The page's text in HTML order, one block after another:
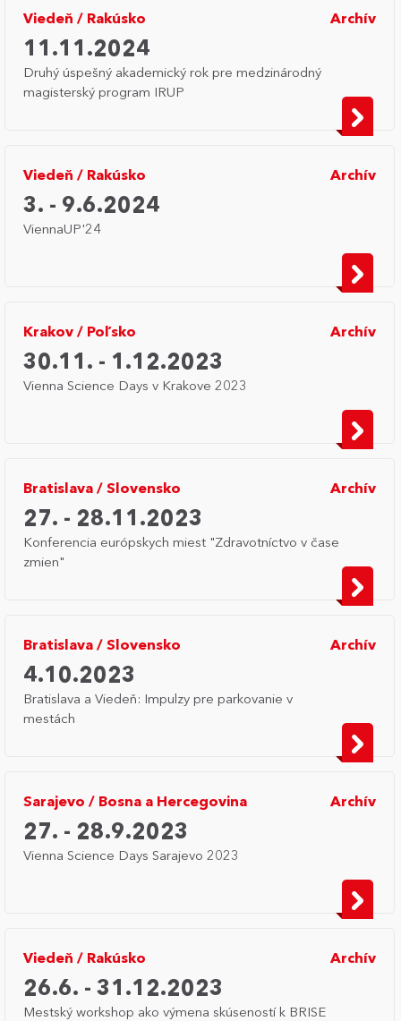
Viedeň / Rakúsko Archív
11.11.2024
Druhý úspešný akademický rok pre medzinárodný
magisterský program IRUP
Viedeň / Rakúsko Archív
3. - 9.6.2024
ViennaUP'24
Krakov / Poľsko Archív
30.11. - 1.12.2023
Vienna Science Days v Krakove 2023
Bratislava / Slovensko Archív
27. - 28.11.2023
Konferencia európskych miest "Zdravotníctvo v čase
zmien"
Bratislava / Slovensko Archív
4.10.2023
Bratislava a Viedeň: Impulzy pre parkovanie v
mestách
Sarajevo / Bosna a Hercegovina Archív
27. - 28.9.2023
Vienna Science Days Sarajevo 2023
Viedeň / Rakúsko Archív
26.6. - 31.12.2023
Mestský workshop ako výmena skúseností k BRISE